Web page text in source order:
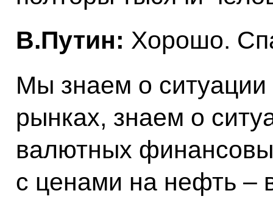
В.Путин: Хорошо.
Мы знаем о
рынках, знаем о
валютных
с ценами на нефть –